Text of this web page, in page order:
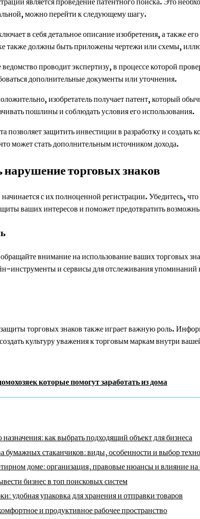
можно перейти к следующему шагу.
в себя детальное описание изобретения, а
также должны быть приложены чертежи или схемы,
проводит экспертизу, в процессе которой
дополнительные документы или уточнения.
изобретатель получает патент, который
пошлины и соблюдать условия его использования.
позволяет защитить инвестиции в разработку и
может стать дополнительным источником дохода.
нарушение торговых знаков
с их полноценной регистрации. Убедитесь,
ваших интересов и поможет предотвратить
внимание на использование ваших торговых
инструменты и сервисы для отслеживания упоминаний
торговых знаков также играет важную роль.
культуру уважения к торговым маркам внутри
которые помогут заработать из дома
как выбрать подходящий объект для бизнеса
бумажных стаканчиков: виды, особенности и выбор
доме: организация, правовые нюансы и влияние на
бизнес в топ поисковых систем
удобная упаковка для хранения и отправки товаров
и продуктивное рабочее пространство